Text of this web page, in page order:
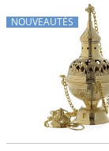
NOUVEAUTÉS